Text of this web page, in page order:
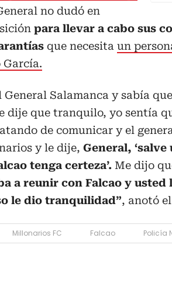
no dudó en
para llevar a cabo sus
que necesita un
García.
General Salamanca y sabía
dije que tranquilo, yo sentía
de comunicar y el
y le dije, General,
tenga certeza’. Me dijo
a reunir con Falcao y
le dio tranquilidad”, anotó
Millonarios FC Falcao Policía